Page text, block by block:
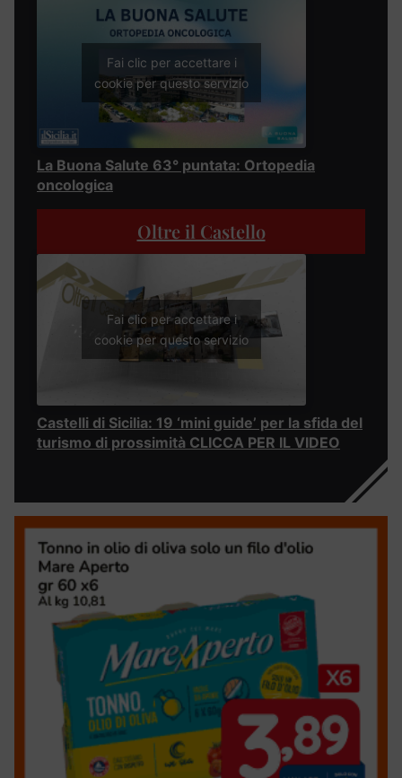
Fai clic per accettare i
cookie per questo servizio
La Buona Salute 63° puntata: Ortopedia
oncologica
Oltre il Castello
Fai clic per accettare i
cookie per questo servizio
Castelli di Sicilia: 19 ‘mini guide’ per la sfida del
turismo di prossimità CLICCA PER IL VIDEO